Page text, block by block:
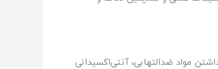
مواد ضدالتهابی، آنتی‌اکسیدانی